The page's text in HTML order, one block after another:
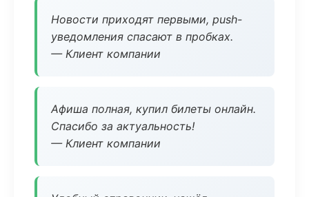
Новости приходят первыми, push-
уведомления спасают в пробках.
— Клиент компании
Афиша полная, купил билеты онлайн.
Спасибо за актуальность!
— Клиент компании